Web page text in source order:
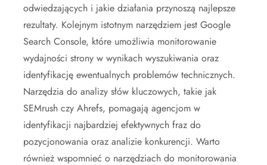
odwiedzających i jakie działania przynoszą najlepsze
rezultaty. Kolejnym istotnym narzędziem jest Google
Search Console, które umożliwia monitorowanie
wydajności strony w wynikach wyszukiwania oraz
identyfikację ewentualnych problemów technicznych.
Narzędzia do analizy słów kluczowych, takie jak
SEMrush czy Ahrefs, pomagają agencjom w
identyfikacji najbardziej efektywnych fraz do
pozycjonowania oraz analizie konkurencji. Warto
również wspomnieć o narzędziach do monitorowania